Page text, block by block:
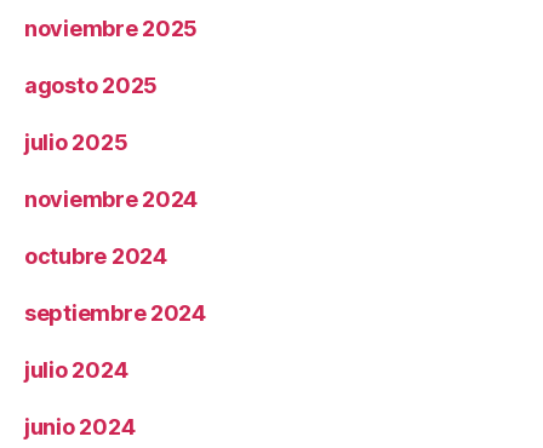
noviembre 2025
agosto 2025
julio 2025
noviembre 2024
octubre 2024
septiembre 2024
julio 2024
junio 2024